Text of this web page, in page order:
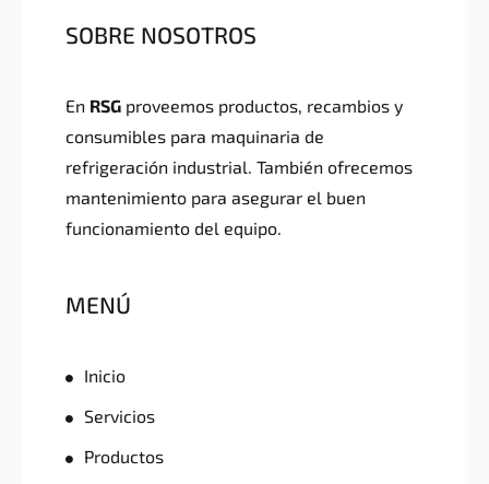
SOBRE NOSOTROS
En RSG proveemos productos, recambios y
consumibles para maquinaria de
refrigeración industrial. También ofrecemos
mantenimiento para asegurar el buen
funcionamiento del equipo.
MENÚ
Inicio
Servicios
Productos